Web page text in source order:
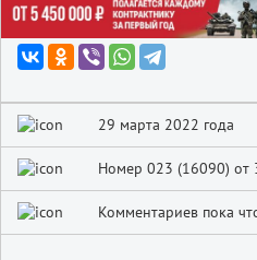
29 марта 2022 года
Номер 023 (16090) от
Комментариев пока